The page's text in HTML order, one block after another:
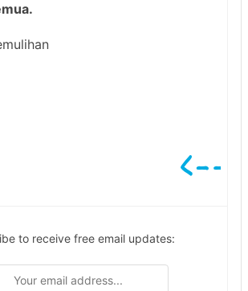
to receive free email updates: